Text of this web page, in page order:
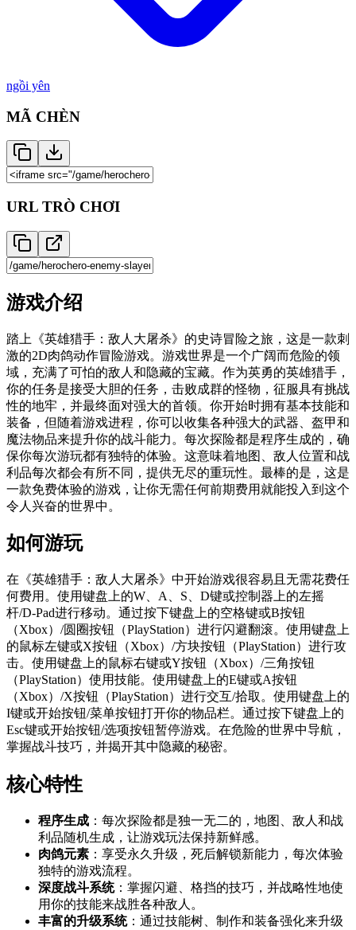
ngồi yên
MÃ CHÈN
URL TRÒ CHƠI
游戏介绍
踏上《英雄猎手：敌人大屠杀》的史诗冒险之旅，这是一款刺
激的2D肉鸽动作冒险游戏。游戏世界是一个广阔而危险的领
域，充满了可怕的敌人和隐藏的宝藏。作为英勇的英雄猎手，
你的任务是接受大胆的任务，击败成群的怪物，征服具有挑战
性的地牢，并最终面对强大的首领。你开始时拥有基本技能和
装备，但随着游戏进程，你可以收集各种强大的武器、盔甲和
魔法物品来提升你的战斗能力。每次探险都是程序生成的，确
保你每次游玩都有独特的体验。这意味着地图、敌人位置和战
利品每次都会有所不同，提供无尽的重玩性。最棒的是，这是
一款免费体验的游戏，让你无需任何前期费用就能投入到这个
令人兴奋的世界中。
如何游玩
在《英雄猎手：敌人大屠杀》中开始游戏很容易且无需花费任
何费用。使用键盘上的W、A、S、D键或控制器上的左摇
杆/D-Pad进行移动。通过按下键盘上的空格键或B按钮
（Xbox）/圆圈按钮（PlayStation）进行闪避翻滚。使用键盘上
的鼠标左键或X按钮（Xbox）/方块按钮（PlayStation）进行攻
击。使用键盘上的鼠标右键或Y按钮（Xbox）/三角按钮
（PlayStation）使用技能。使用键盘上的E键或A按钮
（Xbox）/X按钮（PlayStation）进行交互/拾取。使用键盘上的
I键或开始按钮/菜单按钮打开你的物品栏。通过按下键盘上的
Esc键或开始按钮/选项按钮暂停游戏。在危险的世界中导航，
掌握战斗技巧，并揭开其中隐藏的秘密。
核心特性
程序生成 ：每次探险都是独一无二的，地图、敌人和战
利品随机生成，让游戏玩法保持新鲜感。
肉鸽元素 ：享受永久升级，死后解锁新能力，每次体验
独特的游戏流程。
深度战斗系统：掌握闪避、格挡的技巧，并战略性地使
用你的技能来战胜各种敌人。
丰富的升级系统：通过技能树、制作和装备强化来升级